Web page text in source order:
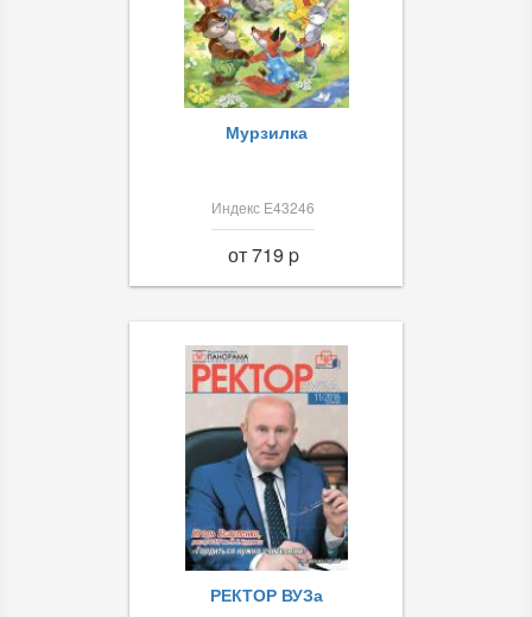
Мурзилка
Индекс Е43246
от 719 p
РЕКТОР ВУЗа